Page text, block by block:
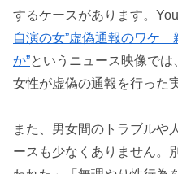
するケースがあります。
自演の女”虚偽通報のワケ
か”というニュース映像で
女性が虚偽の通報を行った
また、男女間のトラブルや
ースも少なくありません。